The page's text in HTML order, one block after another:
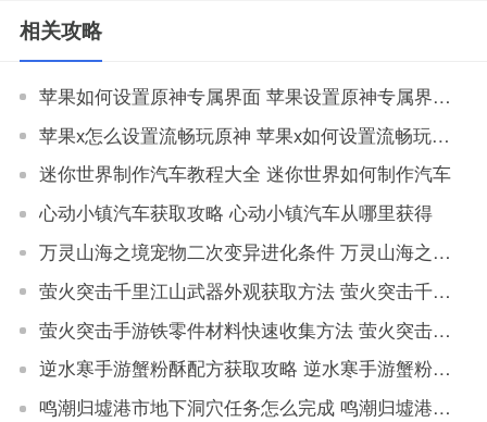
相关攻略
苹果如何设置原神专属界面 苹果设置原神专属界面步骤
苹果x怎么设置流畅玩原神 苹果x如何设置流畅玩原神
迷你世界制作汽车教程大全 迷你世界如何制作汽车
心动小镇汽车获取攻略 心动小镇汽车从哪里获得
万灵山海之境宠物二次变异进化条件 万灵山海之境宠物二次变异属性对比
萤火突击千里江山武器外观获取方法 萤火突击千里江山如何获取武器外观
萤火突击手游铁零件材料快速收集方法 萤火突击手游铁零件材料获取地点大全
逆水寒手游蟹粉酥配方获取攻略 逆水寒手游蟹粉酥配方怎么获得
鸣潮归墟港市地下洞穴任务怎么完成 鸣潮归墟港市地下洞穴任务完成攻略